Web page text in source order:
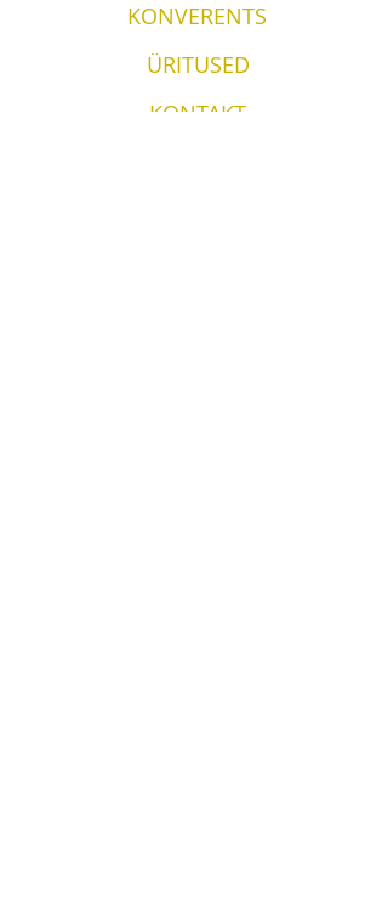
KONVERENTS
ÜRITUSED
KONTAKT